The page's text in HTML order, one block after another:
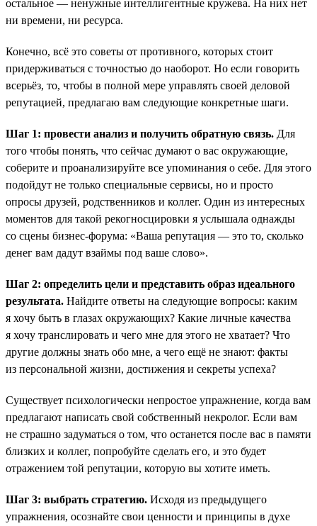
остальное — ненужные интеллигентные кружева. На них нет
ни времени, ни ресурса.
Конечно, всё это советы от противного, которых стоит
придерживаться с точностью до наоборот. Но если говорить
всерьёз, то, чтобы в полной мере управлять своей деловой
репутацией, предлагаю вам следующие конкретные шаги.
Шаг 1: провести анализ и получить обратную связь. Для
того чтобы понять, что сейчас думают о вас окружающие,
соберите и проанализируйте все упоминания о себе. Для этого
подойдут не только специальные сервисы, но и просто
опросы друзей, родственников и коллег. Один из интересных
моментов для такой рекогносцировки я услышала однажды
со сцены бизнес-форума: «Ваша репутация — это то, сколько
денег вам дадут взаймы под ваше слово».
Шаг 2: определить цели и представить образ идеального
результата. Найдите ответы на следующие вопросы: каким
я хочу быть в глазах окружающих? Какие личные качества
я хочу транслировать и чего мне для этого не хватает? Что
другие должны знать обо мне, а чего ещё не знают: факты
из персональной жизни, достижения и секреты успеха?
Существует психологически непростое упражнение, когда вам
предлагают написать свой собственный некролог. Если вам
не страшно задуматься о том, что останется после вас в памяти
близких и коллег, попробуйте сделать его, и это будет
отражением той репутации, которую вы хотите иметь.
Шаг 3: выбрать стратегию. Исходя из предыдущего
упражнения, осознайте свои ценности и принципы в духе